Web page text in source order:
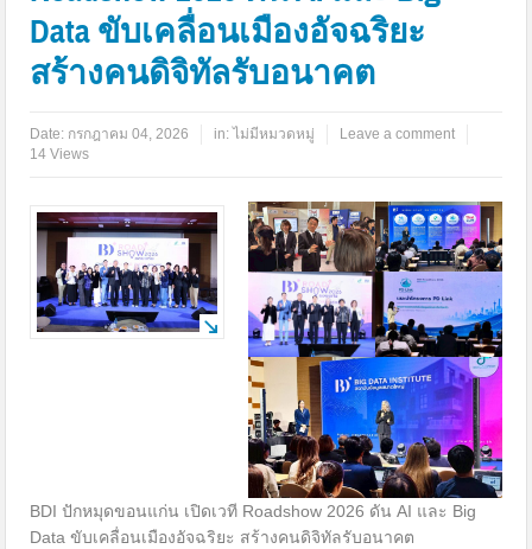
Data ขับเคลื่อนเมืองอัจฉริยะ
สร้างคนดิจิทัลรับอนาคต
Date: กรกฎาคม 04, 2026 in:ไม่มีหมวดหมู่
Leave a comment
14 Views
BDI ปักหมุดขอนแก่น เปิดเวที Roadshow 2026 ดัน AI และ Big
Data ขับเคลื่อนเมืองอัจฉริยะ สร้างคนดิจิทัลรับอนาคต